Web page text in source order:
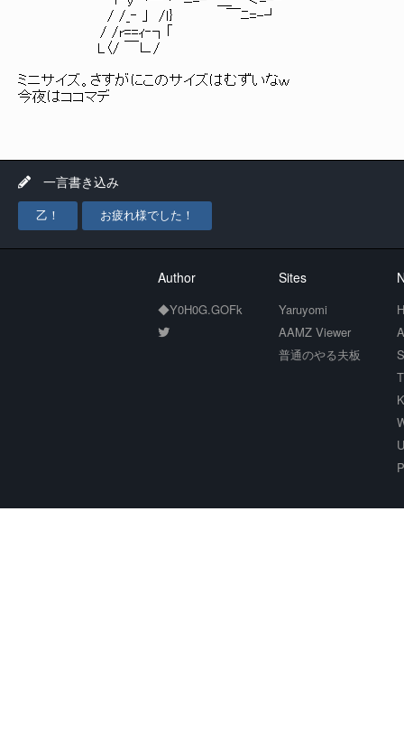
/ /_‐ ｣ /ｌ} ￣ﾆ=-┘
/ /r==ｨ‐┐｢
L〈/ ￣∟/
ミニサイズ。さすがにこのサイズはむずいなｗ
今夜はココマデ
一言書き込み
乙！ お疲れ様でした！
Author
◆Y0H0G.GOFk
Sites
Yaruyomi
AAMZ Viewer
普通のやる夫板